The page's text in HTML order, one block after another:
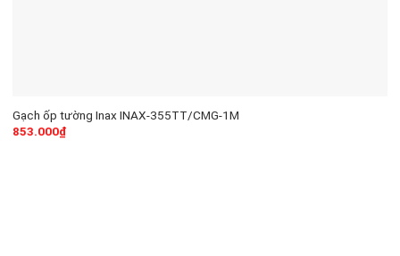
Gạch ốp tường Inax INAX-355TT/CMG-1M
853.000₫